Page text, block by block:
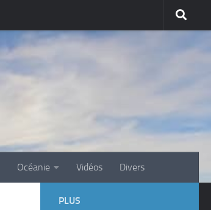
Océanie Vidéos Divers
PLUS